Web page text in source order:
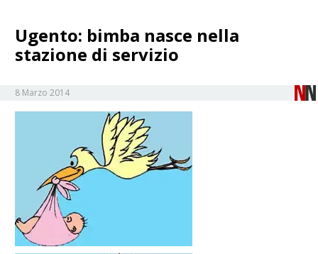
Ugento: bimba nasce nella
stazione di servizio
8 Marzo 2014